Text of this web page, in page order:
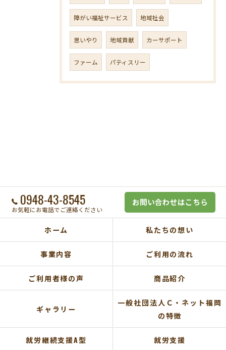
障がい福祉サービス 地域社会
思いやり 地域貢献 カーサポート
ファーム パティスリー
0948-43-8545
お気軽にお電話でご連絡ください
お問い合わせはこちら
ホーム 私たちの想い
事業内容 ご利用の流れ
ご利用者様の声 商品紹介
ギャラリー
一般社団法人Ｃ・ネット福岡
の特徴
就労継続支援A型 就労支援